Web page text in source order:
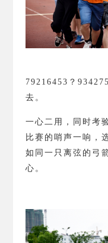
79216453 ？
去。
一心二用，同时考
比赛的哨声一响，
如同一只离弦的弓
心。